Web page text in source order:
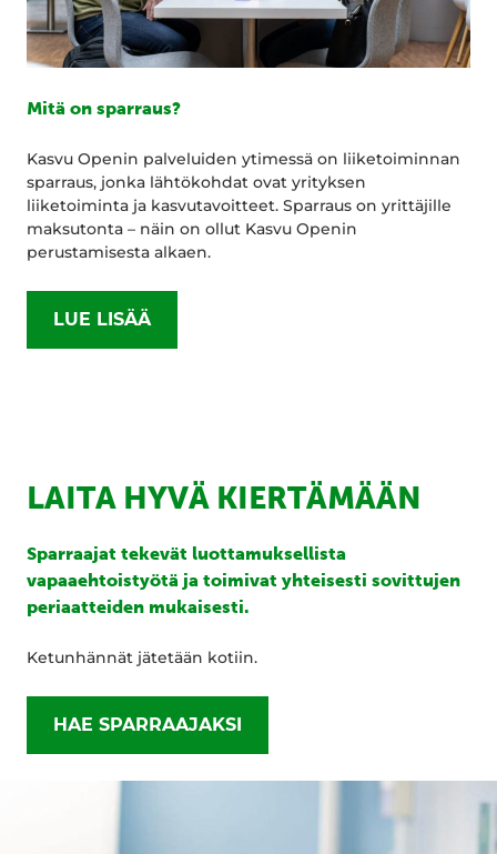
Mitä on sparraus?
Kasvu Openin palveluiden ytimessä on liiketoiminnan
sparraus, jonka lähtökohdat ovat yrityksen
liiketoiminta ja kasvutavoitteet. Sparraus on yrittäjille
maksutonta – näin on ollut Kasvu Openin
perustamisesta alkaen.
LUE LISÄÄ
LAITA HYVÄ KIERTÄMÄÄN
Sparraajat tekevät luottamuksellista
vapaaehtoistyötä ja toimivat yhteisesti sovittujen
periaatteiden mukaisesti.
Ketunhännät jätetään kotiin.
HAE SPARRAAJAKSI